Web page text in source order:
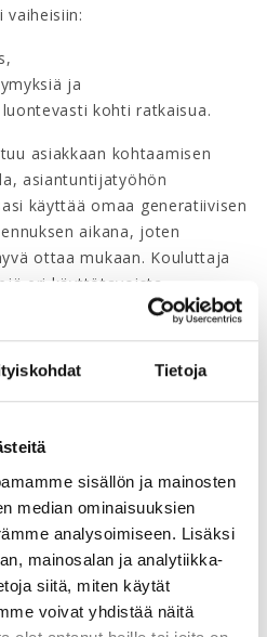
Tietoja
sisällön ja mainosten
median ominaisuuksien
analysoimiseen. Lisäksi
mainosalan ja analytiikka-
siitä, miten käytät
voivat yhdistää näitä
vaiheisiin:
ja
kohti ratkaisua.
asiakkaan kohtaamisen
asiantuntijatyöhön
käyttää omaa generatiivisen
aikana, joten
ottaa mukaan. Kouluttaja
eri käyttötavoista.
vaan oivaltaa
että aiemmin